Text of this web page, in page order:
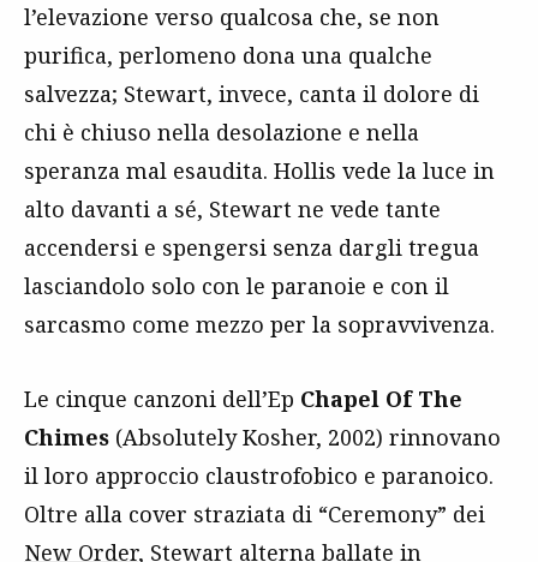
l’elevazione verso qualcosa che, se non
purifica, perlomeno dona una qualche
salvezza; Stewart, invece, canta il dolore di
chi è chiuso nella desolazione e nella
speranza mal esaudita. Hollis vede la luce in
alto davanti a sé, Stewart ne vede tante
accendersi e spengersi senza dargli tregua
lasciandolo solo con le paranoie e con il
sarcasmo come mezzo per la sopravvivenza.
Le cinque canzoni dell’Ep Chapel Of The
Chimes (Absolutely Kosher, 2002) rinnovano
il loro approccio claustrofobico e paranoico.
Oltre alla cover straziata di “Ceremony” dei
New Order, Stewart alterna ballate in